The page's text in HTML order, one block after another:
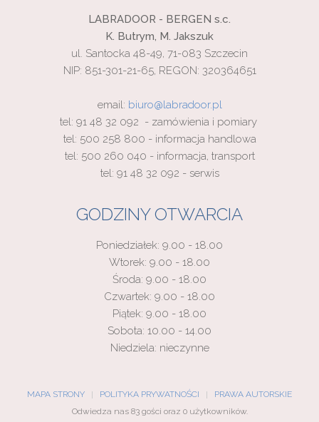
LABRADOOR - BERGEN s.c.
K. Butrym, M. Jakszuk
ul. Santocka 48-49, 71-083 Szczecin
NIP: 851-301-21-65, REGON: 320364651
email: biuro@labradoor.pl
tel: 91 48 32 092 - zamówienia i pomiary
tel: 500 258 800 - informacja handlowa
tel: 500 260 040 - informacja, transport
tel: 91 48 32 092 - serwis
GODZINY OTWARCIA
Poniedziałek: 9.00 - 18.00
Wtorek: 9.00 - 18.00
Środa: 9.00 - 18.00
Czwartek: 9.00 - 18.00
Piątek: 9.00 - 18.00
Sobota: 10.00 - 14.00
Niedziela: nieczynne
MAPA STRONY POLITYKA PRYWATNOŚCI
PRAWA AUTORSKIE
Odwiedza nas 83 gości oraz 0 użytkowników.